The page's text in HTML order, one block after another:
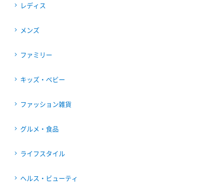
レディス
メンズ
ファミリー
キッズ・ベビー
ファッション雑貨
グルメ・食品
ライフスタイル
ヘルス・ビューティ